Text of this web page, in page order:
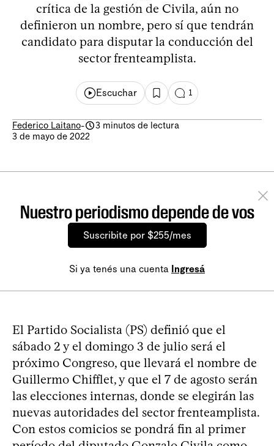
crítica de la gestión de Civila, aún no
definieron un nombre, pero sí que tendrán
candidato para disputar la conducción del
sector frenteamplista.
Escuchar 1
Federico Laitano-
3 minutos de lectura
3 de mayo de 2022
Nuestro periodismo depende de vos
Suscribite por $255/mes
Si ya tenés una cuenta Ingresá
El Partido Socialista (PS) definió que el
sábado 2 y el domingo 3 de julio será el
próximo Congreso, que llevará el nombre de
Guillermo Chifflet, y que el 7 de agosto serán
las elecciones internas, donde se elegirán las
nuevas autoridades del sector frenteamplista.
Con estos comicios se pondrá fin al primer